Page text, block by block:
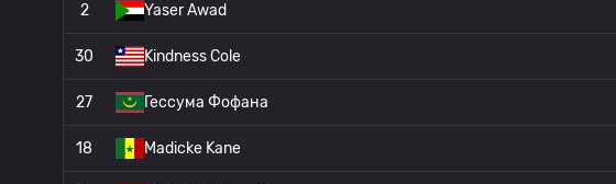
2 Yaser Awad
30 Kindness Cole
27 Гессума Фофана
18 Madicke Kane